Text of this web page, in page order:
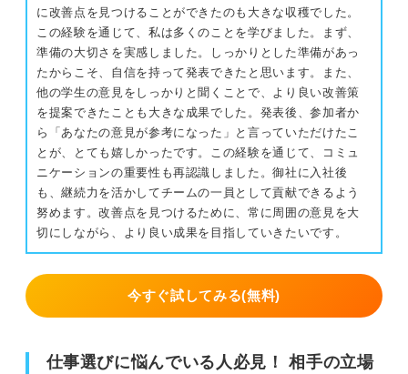
に改善点を見つけることができたのも大きな収穫でした。
この経験を通じて、私は多くのことを学びました。まず、
準備の大切さを実感しました。しっかりとした準備があっ
たからこそ、自信を持って発表できたと思います。また、
他の学生の意見をしっかりと聞くことで、より良い改善策
を提案できたことも大きな成果でした。発表後、参加者か
ら「あなたの意見が参考になった」と言っていただけたこ
とが、とても嬉しかったです。この経験を通じて、コミュ
ニケーションの重要性も再認識しました。御社に入社後
も、継続力を活かしてチームの一員として貢献できるよう
努めます。改善点を見つけるために、常に周囲の意見を大
切にしながら、より良い成果を目指していきたいです。
今すぐ試してみる(無料)
仕事選びに悩んでいる人必見！ 相手の立場